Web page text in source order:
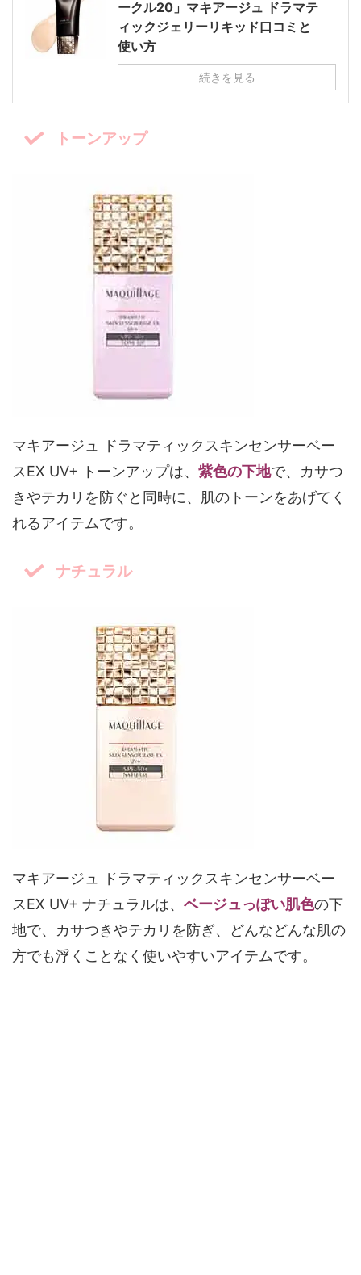
ークル20」マキアージュ ドラマテ
ィックジェリーリキッド口コミと
使い方
続きを見る
トーンアップ
マキアージュ ドラマティックスキンセンサーベー
スEX UV+ トーンアップは、 紫色の下地で、カサつ
きやテカリを防ぐと同時に、肌のトーンをあげてく
れるアイテムです。
ナチュラル
マキアージュ ドラマティックスキンセンサーベー
スEX UV+ ナチュラルは、 ベージュっぽい肌色の下
地で、カサつきやテカリを防ぎ、どんなどんな肌の
方でも浮くことなく使いやすいアイテムです。